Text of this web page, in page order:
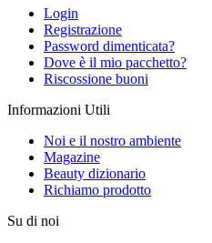
Login
Registrazione
Password dimenticata?
Dove è il mio pacchetto?
Riscossione buoni
Informazioni Utili
Noi e il nostro ambiente
Magazine
Beauty dizionario
Richiamo prodotto
Su di noi